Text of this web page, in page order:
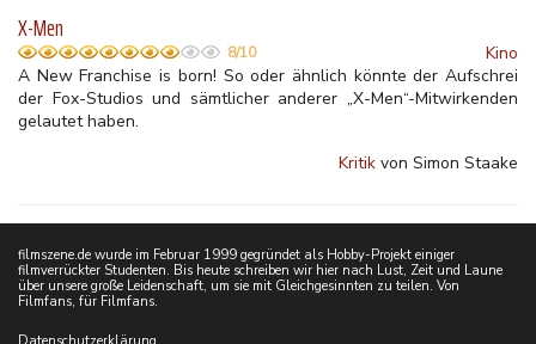
X-Men
8/10
Kino
A New Franchise is born! So oder ähnlich könnte der Aufschrei
der Fox-Studios und sämtlicher anderer „X-Men“-Mitwirkenden
gelautet haben.
Kritik von Simon Staake
filmszene.de wurde im Februar 1999 gegründet als Hobby-Projekt einiger
filmverrückter Studenten. Bis heute schreiben wir hier nach Lust, Zeit und Laune
über unsere große Leidenschaft, um sie mit Gleichgesinnten zu teilen. Von
Filmfans, für Filmfans.